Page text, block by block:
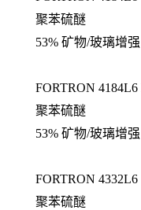
聚苯硫醚
53% 矿物/玻璃增
FORTRON
聚苯硫醚
53% 矿物/玻璃增
FORTRON 4332L6
聚苯硫醚